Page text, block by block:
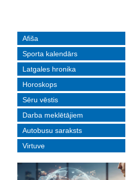
Afiša
Sporta kalendārs
Latgales hronika
Horoskops
Sēru vēstis
Darba meklētājiem
Autobusu saraksts
Virtuve